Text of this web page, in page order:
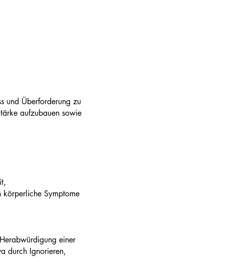
und Überforderung zu
aufzubauen sowie
körperliche Symptome
einer
durch Ignorieren,